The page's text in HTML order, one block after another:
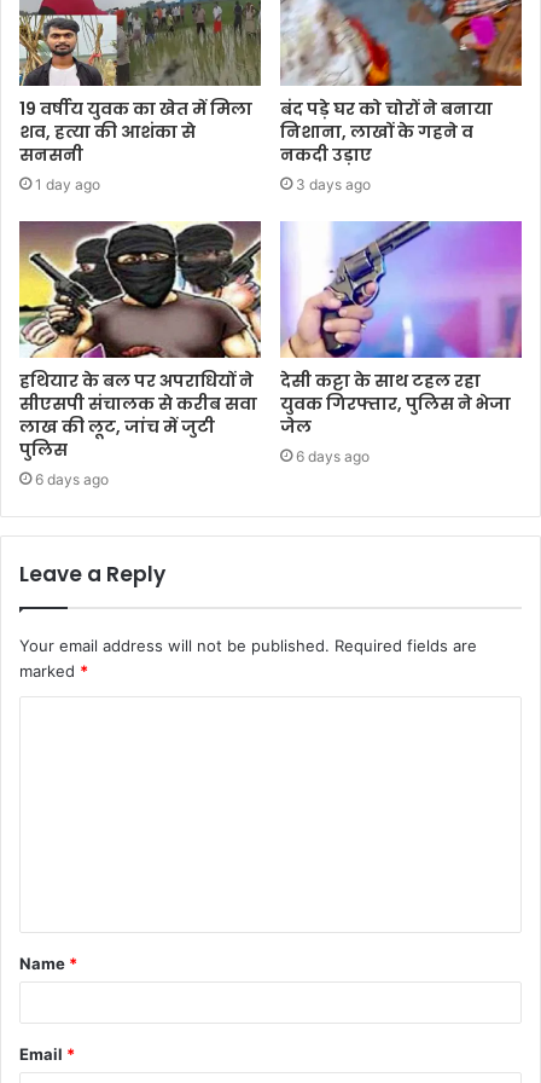
19 वर्षीय युवक का खेत में मिला
शव, हत्या की आशंका से
सनसनी
1 day ago
बंद पड़े घर को चोरों ने बनाया
निशाना, लाखों के गहने व
नकदी उड़ाए
3 days ago
हथियार के बल पर अपराधियों ने
सीएसपी संचालक से करीब सवा
लाख की लूट, जांच में जुटी
पुलिस
6 days ago
देसी कट्टा के साथ टहल रहा
युवक गिरफ्तार, पुलिस ने भेजा
जेल
6 days ago
Leave a Reply
Your email address will not be published. Required fields are
marked *
Name *
Email *